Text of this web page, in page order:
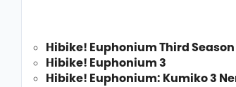
Hibike! Euphonium Third Season
Hibike! Euphonium 3
Hibike! Euphonium: Kumiko 3